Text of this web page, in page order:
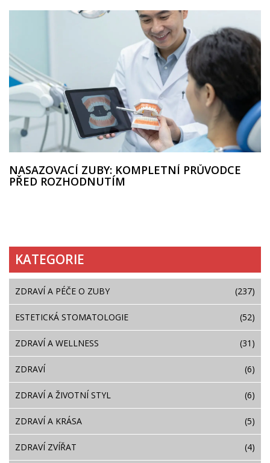
NASAZOVACÍ ZUBY: KOMPLETNÍ PRŮVODCE
PŘED ROZHODNUTÍM
KATEGORIE
ZDRAVÍ A PÉČE O ZUBY (237)
ESTETICKÁ STOMATOLOGIE (52)
ZDRAVÍ A WELLNESS (31)
ZDRAVÍ (6)
ZDRAVÍ A ŽIVOTNÍ STYL (6)
ZDRAVÍ A KRÁSA (5)
ZDRAVÍ ZVÍŘAT (4)